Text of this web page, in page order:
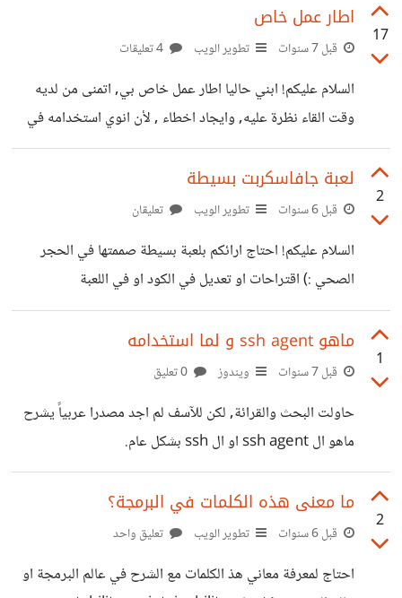
اتمنى شرح عام وشكرا
17
اطار عمل خاص
قبل 7 سنوات تطوير الويب
السلام عليكم! ابني حاليا اطار عمل خاص بي, اتمنى من لديه
وقت القاء نظرة عليه, وايجاد اخطاء , لأن انوي استخدامه في
الشركة التي اعمل بها.
https://github.com/refatalsakka/mvc-framework-
password: 123456
2
لعبة جافاسكربت بسيطة
قبل 6 سنوات تطوير الويب تعليقان
السلام عليكم! احتاج ارائكم بلعبة بسيطة صممتها في الحجر
الصحي :) اقتراحات او تعديل في الكود او في اللعبة
https://refatalsakka.github.io/Towers-Of-Hanoi/
1
ماهو ssh agent و لما استخدامه
قبل 7 سنوات ويندوز
حاولت البحث والقرائة, لكن للآسف لم اجد مصدرا عربياً يشرح
ماهو ال ssh agent او ال ssh بشكل عام.
2
ما معنى هذه الكلمات في البرمجة؟
قبل 6 سنوات تطوير الويب تعليق واحد
احتاج لمعرفة معاني هذ الكلمات مع الشرح في عالم البرمجة او